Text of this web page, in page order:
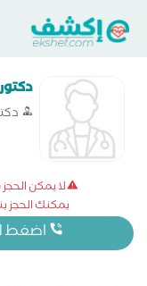
لا يمكن
يمكنك الحجز
اضغط